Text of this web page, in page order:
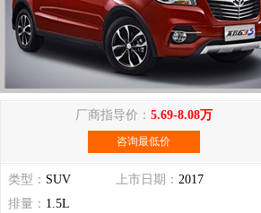
厂商指导价： 5.69-8.08万
咨询最低价
类型： SUV 上市日期： 2017
排量： 1.5L